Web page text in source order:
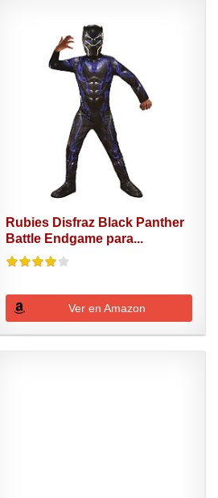
Rubies Disfraz Black Panther
Battle Endgame para...
Ver en Amazon